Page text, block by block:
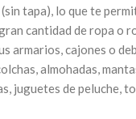
tapa), lo que te
cantidad de ropa o
armarios, cajones o
almohadas,
juguetes de peluche,